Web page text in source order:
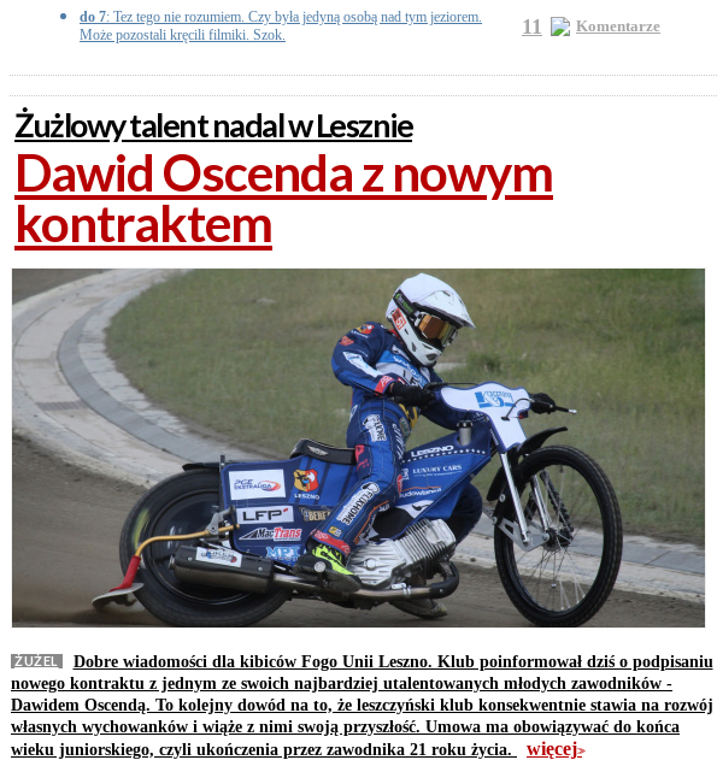
do 7: Tez tego nie rozumiem. Czy była jedyną osobą nad tym jeziorem.
Może pozostali kręcili filmiki. Szok. 11 Komentarze
Żużlowy talent nadal w Lesznie
Dawid Oscenda z nowym
kontraktem
ŻUŻEL
Dobre wiadomości dla kibiców Fogo Unii Leszno. Klub poinformował dziś o podpisaniu
nowego kontraktu z jednym ze swoich najbardziej utalentowanych młodych zawodników -
Dawidem Oscendą. To kolejny dowód na to, że leszczyński klub konsekwentnie stawia na rozwój
własnych wychowanków i wiąże z nimi swoją przyszłość. Umowa ma obowiązywać do końca
wieku juniorskiego, czyli ukończenia przez zawodnika 21 roku życia.
więcej>>